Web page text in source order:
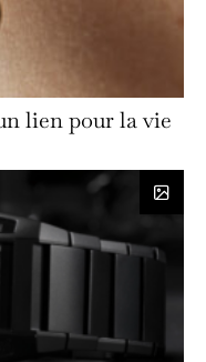
lien pour la vie